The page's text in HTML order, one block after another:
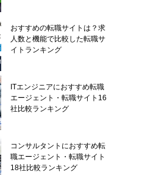
おすすめの転職サイトは？求
人数と機能で比較した転職サ
イトランキング
ITエンジニアにおすすめ転職
エージェント・転職サイト16
社比較ランキング
コンサルタントにおすすめ転
職エージェント・転職サイト
18社比較ランキング